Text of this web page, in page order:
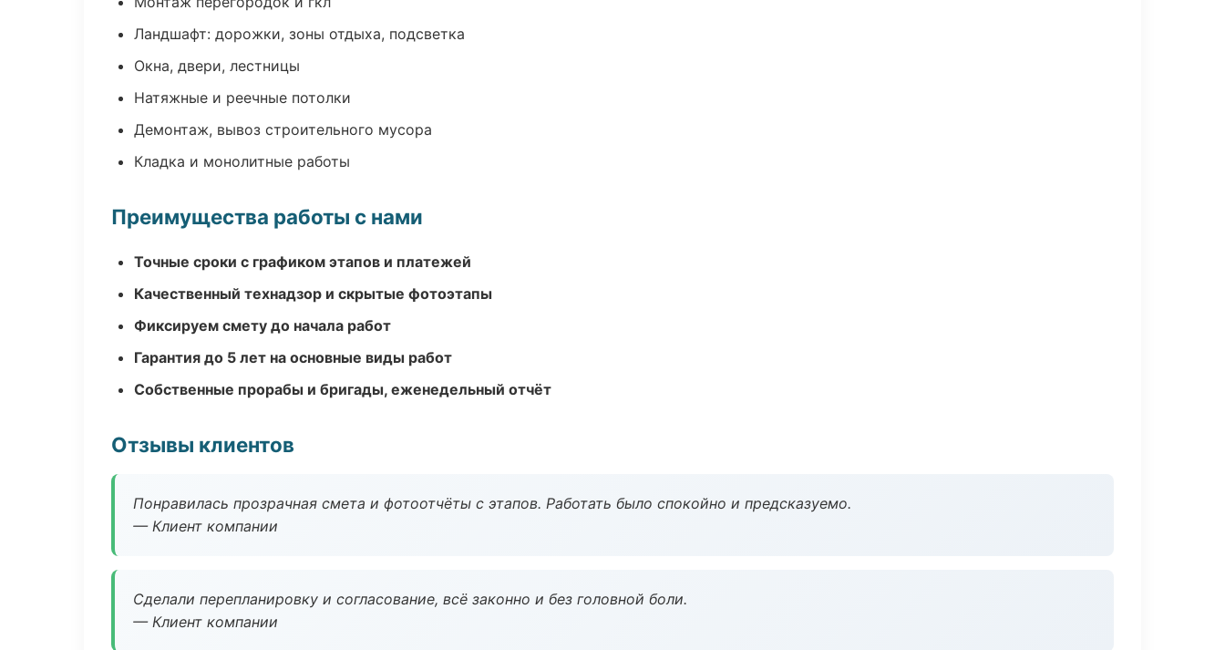
Ландшафт: дорожки, зоны отдыха, подсветка
Окна, двери, лестницы
Натяжные и реечные потолки
Демонтаж, вывоз строительного мусора
Кладка и монолитные работы
Преимущества работы с нами
Точные сроки с графиком этапов и платежей
Качественный технадзор и скрытые фотоэтапы
Фиксируем смету до начала работ
Гарантия до 5 лет на основные виды работ
Собственные прорабы и бригады, еженедельный отчёт
Отзывы клиентов
Понравилась прозрачная смета и фотоотчёты с этапов. Работать было спокойно и предсказуемо.
— Клиент компании
Сделали перепланировку и согласование, всё законно и без головной боли.
— Клиент компании